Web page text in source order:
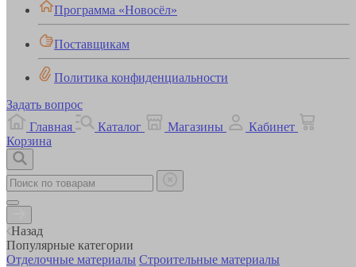
Программа «Новосёл»
Поставщикам
Политика конфиденциальности
Задать вопрос
Главная
Каталог Магазины
Кабинет
Корзина
Назад
Популярные категории
Отделочные материалы Строительные материалы